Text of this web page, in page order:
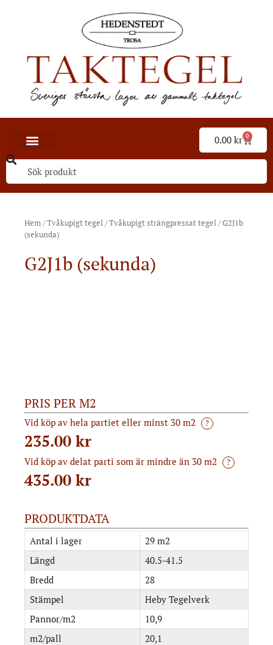
0.00 kr 0
Hem/Tvåkupigt tegel/Tvåkupigt strängpressat tegel/ G2J1b
(sekunda)
G2J1b (sekunda)
PRIS PER M2
Vid köp av hela partiet eller minst 30 m2 ?
235.00 kr
Vid köp av delat parti som är mindre än 30 m2 ?
435.00 kr
PRODUKTDATA
Antal i lager
29 m2
Längd
40.5-41.5
Bredd
28
Stämpel
Heby Tegelverk
Pannor/m2
10,9
m2/pall
20,1